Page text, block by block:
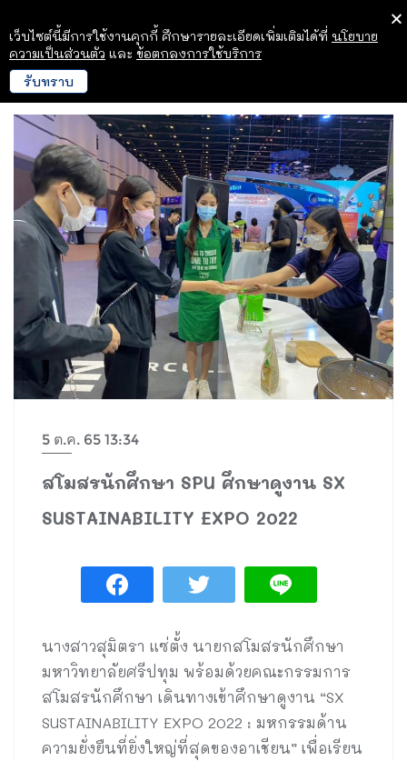
5 ต.ค. 65 13:34
สโมสรนักศึกษา SPU ศึกษาดูงาน SX
SUSTAINABILITY EXPO 2022
นางสาวสุมิตรา แซ่ตั้ง นายกสโมสรนักศึกษา
มหาวิทยาลัยศรีปทุม พร้อมด้วยคณะกรรมการ
สโมสรนักศึกษา เดินทางเข้าศึกษาดูงาน “SX
SUSTAINABILITY EXPO 2022 : มหกรรมด้าน
ความยั่งยืนที่ยิ่งใหญ่ที่สุดของอาเชียน” เพื่อเรียน
เว็บไซต์นี้มีการใช้งานคุกกี้ ศึกษารายละเอียดเพิ่มเติมได้ที่ นโยบาย
ความเป็นส่วนตัว และ ข้อตกลงการใช้บริการ
รับทราบ